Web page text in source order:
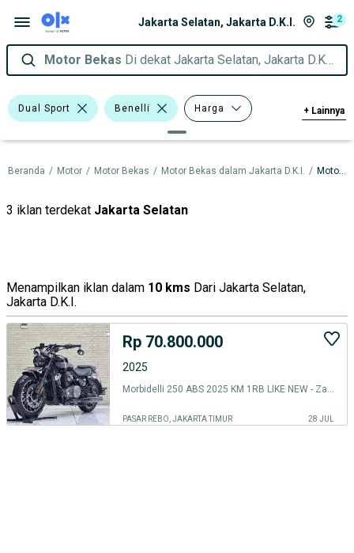
Jakarta Selatan, Jakarta D.K.I. 2
Motor Bekas Di dekat Jakarta Selatan, Jakarta D.K.I.
Dual Sport Benelli Harga
Merek Dan Model Tahun
Tipe Membership
+ Lainnya
Beranda / Motor / Motor Bekas / Motor Bekas dalam Jakarta D.K.I. / Motor Bekas dalam Jakarta Selatan
3 iklan terdekat Jakarta Selatan
Menampilkan iklan dalam 10 kms Dari Jakarta Selatan,
Jakarta D.K.I.
Rp 70.800.000
2025
Morbidelli 250 ABS 2025 KM 1RB LIKE NEW - Zaki Mustika
PASAR REBO, JAKARTA TIMUR 28 JUL